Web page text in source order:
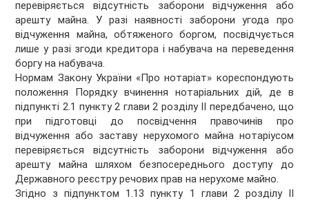
перевіряється відсутність заборони відчуження або
арешту майна. У разі наявності заборони угода про
відчуження майна, обтяженого боргом, посвідчується
лише у разі згоди кредитора і набувача на переведення
боргу на набувача.
Нормам Закону України «Про нотаріат» кореспондують
положення Порядку вчинення нотаріальних дій, де в
підпункті 2.1 пункту 2 глави 2 розділу II передбачено, що
при підготовці до посвідчення правочинів про
відчуження або заставу нерухомого майна нотаріусом
перевіряється відсутність заборони відчуження або
арешту майна шляхом безпосереднього доступу до
Державного реєстру речових прав на нерухоме майно.
Згідно з підпунктом 1.13 пункту 1 глави 2 розділу II